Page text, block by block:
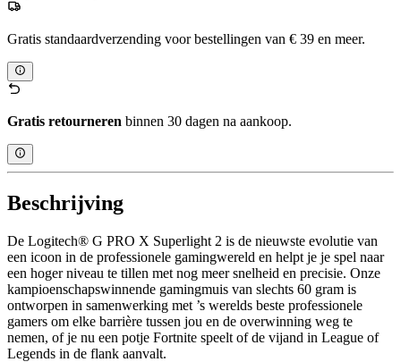
Gratis standaardverzending voor bestellingen van € 39 en meer.
Gratis retourneren binnen 30 dagen na aankoop.
Beschrijving
De Logitech® G PRO X Superlight 2 is de nieuwste evolutie van
een icoon in de professionele gamingwereld en helpt je je spel naar
een hoger niveau te tillen met nog meer snelheid en precisie. Onze
kampioenschapswinnende gamingmuis van slechts 60 gram is
ontworpen in samenwerking met ’s werelds beste professionele
gamers om elke barrière tussen jou en de overwinning weg te
nemen, of je nu een potje Fortnite speelt of de vijand in League of
Legends in de flank aanvalt.